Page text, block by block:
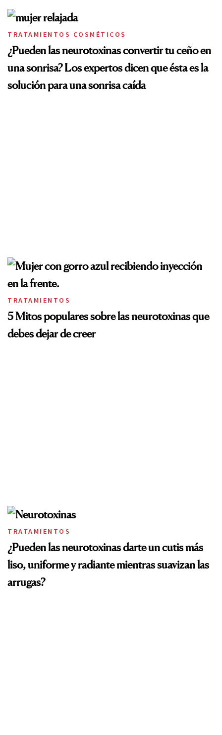
TRATAMIENTOS COSMÉTICOS
¿Pueden las neurotoxinas convertir tu ceño en
una sonrisa? Los expertos dicen que ésta es la
solución para una sonrisa caída
TRATAMIENTOS
5 Mitos populares sobre las neurotoxinas que
debes dejar de creer
TRATAMIENTOS
¿Pueden las neurotoxinas darte un cutis más
liso, uniforme y radiante mientras suavizan las
arrugas?